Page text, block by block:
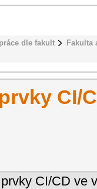
dle fakult
Fakulta
CI/
CI/CD ve